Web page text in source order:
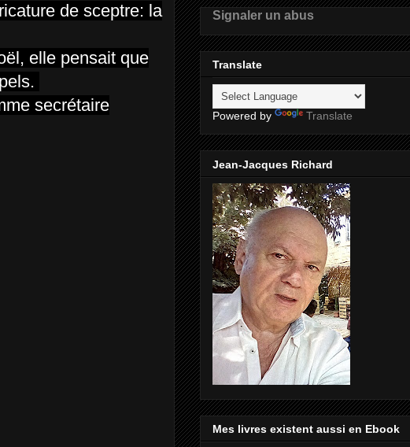
de sceptre: la
elle pensait que
secrétaire
Signaler un abus
Translate
Powered by Translate
Jean-Jacques Richard
Mes livres existent aussi en Ebook